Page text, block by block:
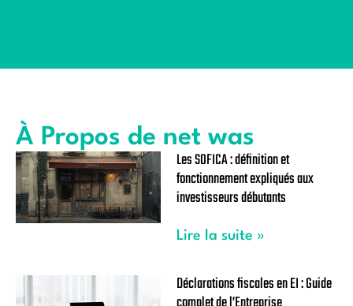
À Propos de net was
Les SOFICA : définition et
fonctionnement expliqués aux
investisseurs débutants
Lire la suite »
Déclarations fiscales en EI : Guide